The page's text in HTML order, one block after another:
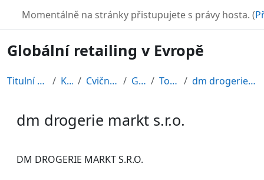
TURBO
Momentálně na stránky přistupujete s právy hosta. (
Globální retailing v Evropě
Titulní stránka Kurzy Cvičné kurzy GRE08 Topic 11 dm drogerie markt s.r.o.
dm drogerie markt s.r.o.
DM DROGERIE MARKT S.R.O.